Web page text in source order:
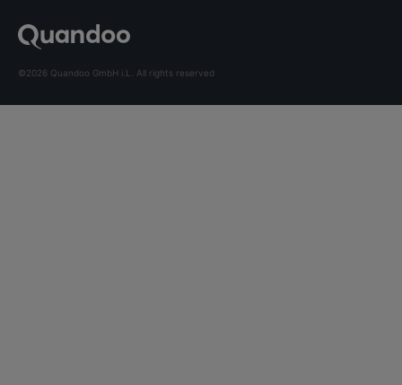
©2026 Quandoo GmbH i.L. All rights reserved